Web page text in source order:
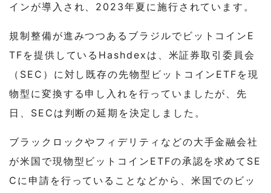
インが導入され、2023年夏に施行されています。
規制整備が進みつつあるブラジルでビットコインE
TFを提供しているHashdexは、米証券取引委員会
（SEC）に対し既存の先物型ビットコインETFを現
物型に変換する申し入れを行っていましたが、先
日、SECは判断の延期を決定しました。
ブラックロックやフィデリティなどの大手金融会社
が米国で現物型ビットコインETFの承認を求めてSE
Cに申請を行っていることなどから、米国でのビッ